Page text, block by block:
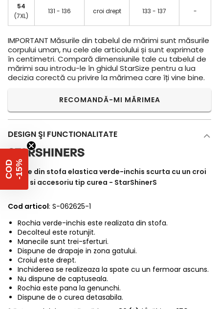
54
(7XL)
131 - 136 croi drept 133 - 137 -
IMPORTANT Măsurile din tabelul de mărimi sunt măsurile
corpului uman, nu cele ale articolului și sunt exprimate
în centimetri. Compară dimensiunile tale cu tabelul de
mărimi sau introdu-le în ghidul StarSize pentru a lua
decizia corectă cu privire la mărimea care îți vine bine.
RECOMANDĂ-MI MĂRIMEA
DESIGN ŞI FUNCTIONALITATE
Rochie din stofa elastica verde-inchis scurta cu un croi
drept si accesoriu tip curea - StarShinerS
Cod articol: S-062625-1
Rochia verde-inchis este realizata din stofa.
Decolteul este rotunjit.
Manecile sunt trei-sferturi.
Dispune de drapaje in zona gatului.
Croiul este drept.
Inchiderea se realizeaza la spate cu un fermoar ascuns.
Nu dispune de captuseala.
Rochia este pana la genunchi.
Dispune de o curea detasabila.
C
O
D
-
1
5 %